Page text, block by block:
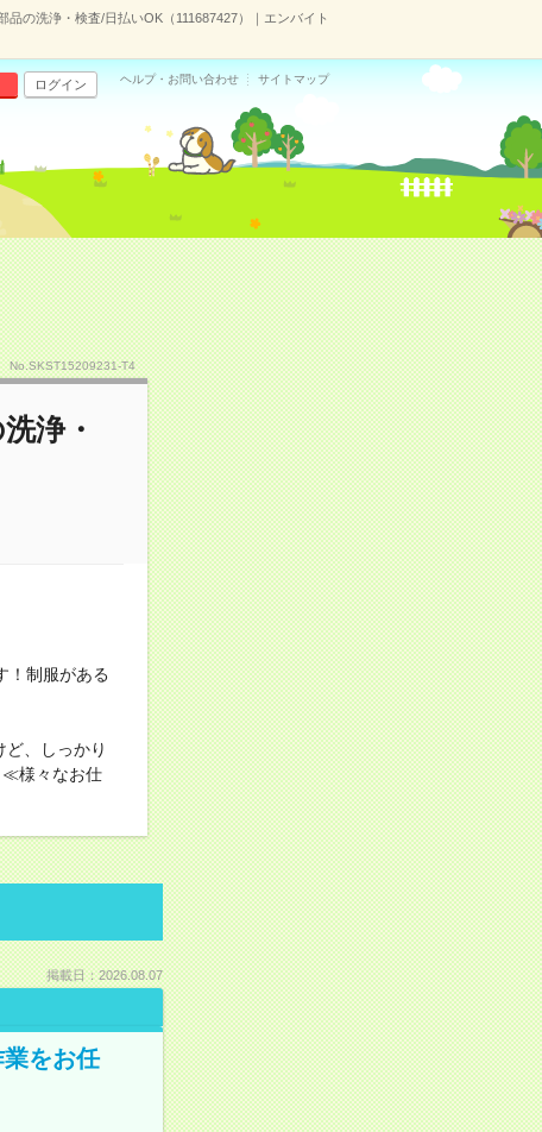
品の洗浄・検査/日払いOK（111687427）｜エンバイト
ログイン ヘルプ・お問い合わせ サイトマップ
No.SKST15209231-T4
浄・
！制服がある
、しっかり
≪様々なお仕
掲載日：2026.08.07
をお任